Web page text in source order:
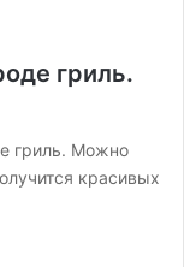
гриль.
гриль. Можно
красивых